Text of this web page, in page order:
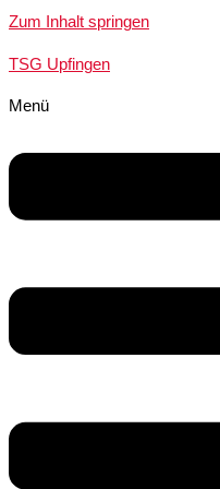
Zum Inhalt springen
TSG Upfingen
Menü